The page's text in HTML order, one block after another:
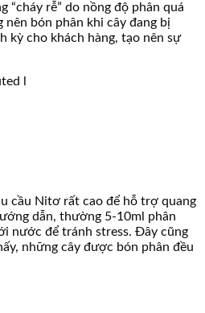
rễ” do nồng độ phân quá
bón phân khi cây đang bị
kỳ cho khách hàng, tạo nên sự
cầu Nitơ rất cao để hỗ trợ quang
dẫn, thường 5-10ml phân
nước để tránh stress. Đây cũng
những cây được bón phân đều